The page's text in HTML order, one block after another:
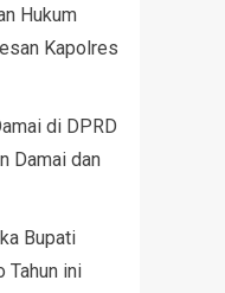
Hukum
Kapolres
di DPRD
Damai dan
Bupati
Tahun ini